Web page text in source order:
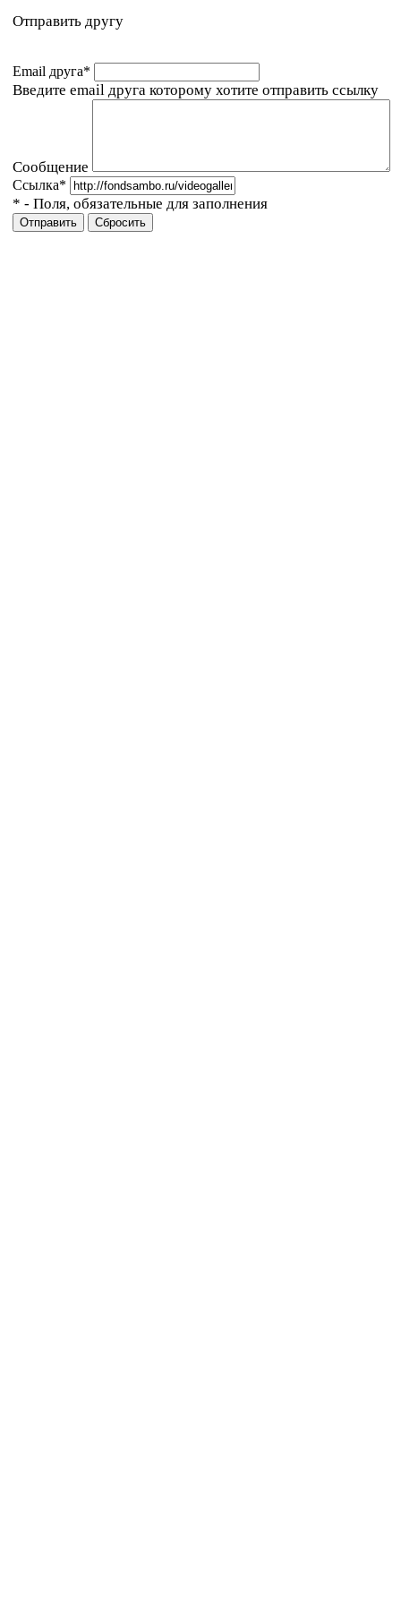
Отправить другу
Email друга*
Введите email друга которому хотите отправить ссылку
Сообщение
Ссылка*
* - Поля, обязательные для заполнения